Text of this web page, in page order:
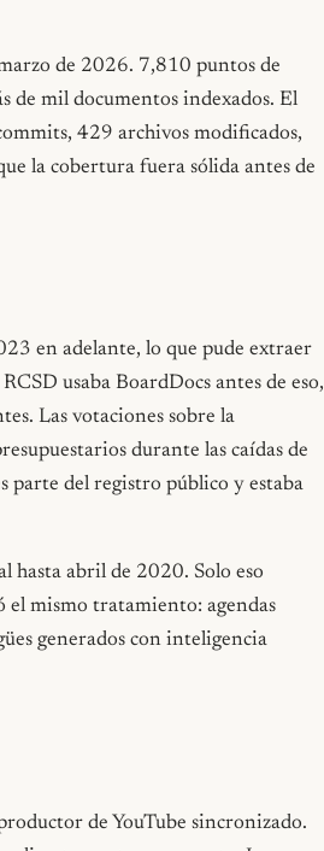
de 2026. 7,810 puntos de
de mil documentos indexados. El
429 archivos modificados,
la cobertura fuera sólida antes de
en adelante, lo que pude extraer
usaba BoardDocs antes de eso,
Las votaciones sobre la
durante las caídas de
parte del registro público y estaba
hasta abril de 2020. Solo eso
mismo tratamiento: agendas
generados con inteligencia
de YouTube sincronizado.